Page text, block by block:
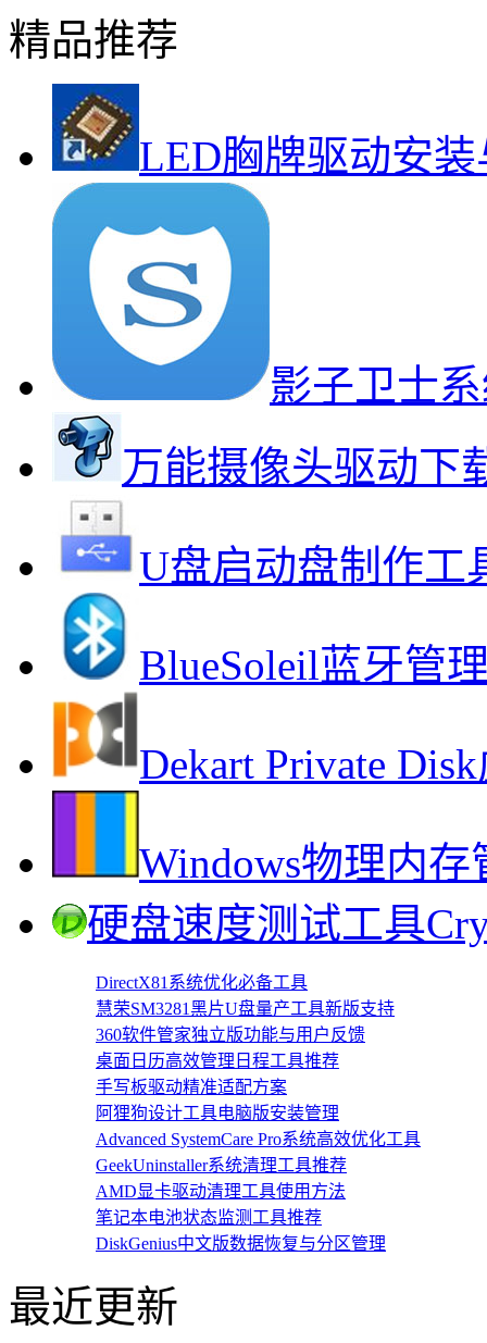
精品推荐
LED胸牌驱动安
影子卫士
万能摄像头驱动下
U盘启动盘制作工
BlueSoleil蓝牙管
Dekart Private
Windows物理内
硬盘速度测试工具
DirectX81系统优化必备工具
慧荣SM3281黑片U盘量产工具新版支持
360软件管家独立版功能与用户反馈
桌面日历高效管理日程工具推荐
手写板驱动精准适配方案
阿狸狗设计工具电脑版安装管理
Advanced SystemCare Pro系统高效优化工具
GeekUninstaller系统清理工具推荐
AMD显卡驱动清理工具使用方法
笔记本电池状态监测工具推荐
DiskGenius中文版数据恢复与分区管理
最近更新